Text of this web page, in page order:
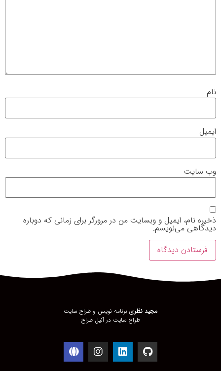
نام
ایمیل
وب‌ سایت
ذخیره نام، ایمیل و وبسایت من در مرورگر برای زمانی که دوباره
دیدگاهی می‌نویسم.
مجید نظری برنامه نویس و طراح سایت
طراح سایت درآنیل طراح